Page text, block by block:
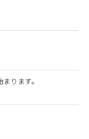
ります。